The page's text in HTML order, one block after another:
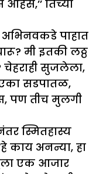
तिच्या
अभिनवकडे पाहात
मी इतकी लठ्ठ
सुजलेला,
सडपातळ,
पण तीच मुलगी
स्मितहास्य
काय अनन्या, हा
एक आजार